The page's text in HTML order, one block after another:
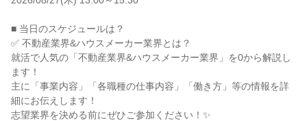
■ 当日のスケジュールは？
✅ 不動産業界&ハウスメーカー業界とは？
就活で人気の「不動産業界&ハウスメーカー業界」を0から解説し
ます！
主に「事業内容」「各職種の仕事内容」「働き方」等の情報を詳
細にお伝えします！
志望業界を決める前にぜひご参加ください！✨